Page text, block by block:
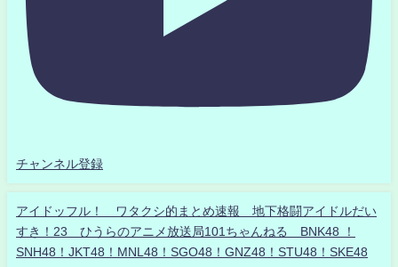
チャンネル登録
アイドッフル！ ワタクシ的まとめ速報 地下格闘アイドルだい
すき！23 ひうらのアニメ放送局101ちゃんねる BNK48 ！
SNH48！JKT48！MNL48！SGO48！GNZ48！STU48！SKE48